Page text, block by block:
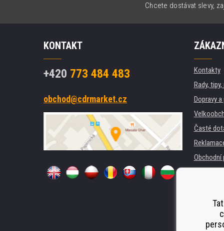
Chcete dostávat slevy,
KONTAKT
+420 773 484 483
obchod@cdrmarket.cz
Kontakty
Rady,
Dopravy
Časté
Obchodní
Náhradní